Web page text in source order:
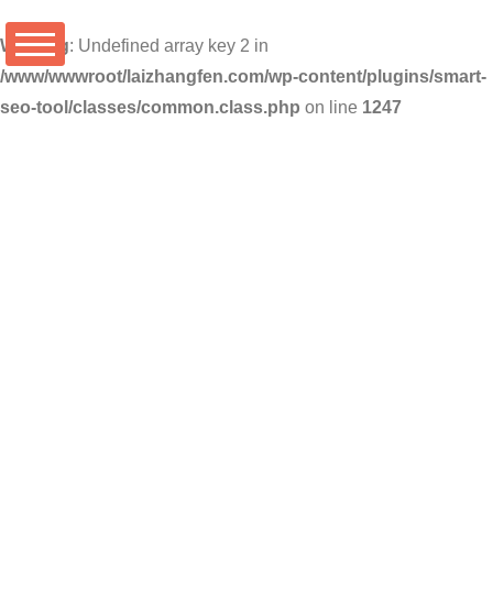
Warning: Undefined array key 2 in
/www/wwwroot/laizhangfen.com/wp-content/plugins/smart-
seo-tool/classes/common.class.php on line 1247